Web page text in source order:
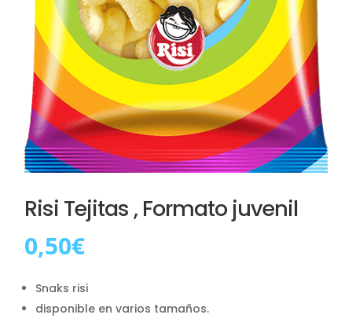
Risi Tejitas , Formato juvenil
0,50€
Snaks risi
disponible en varios tamaños.